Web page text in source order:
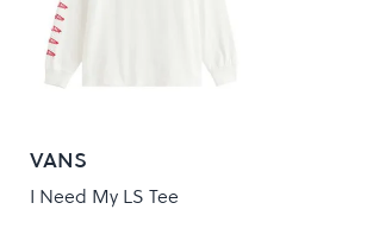
VANS
I Need My LS Tee